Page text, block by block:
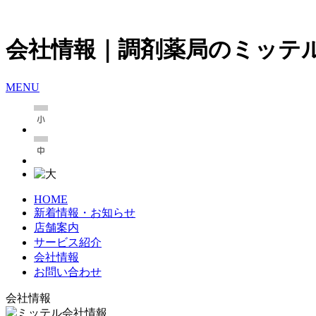
会社情報｜調剤薬局のミッテ
MENU
HOME
新着情報・お知らせ
店舗案内
サービス紹介
会社情報
お問い合わせ
会社情報